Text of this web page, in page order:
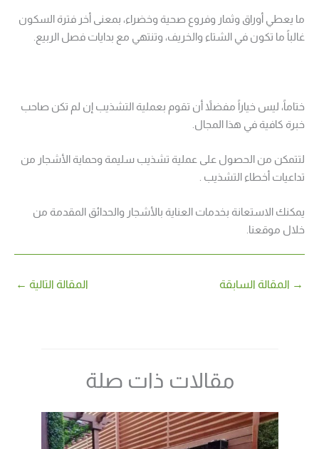
ما يعطي أوراق وثمار وفروع صحية وخضراء، بمعنى أخر فترة السكون
غالباً ما تكون في الشتاء والخريف، وتنتهي مع بدايات فصل الربيع.
ختاماً، ليس خياراً مفضلاً أن تقوم بعملية التشذيب إن لم تكن صاحب
خبرة كافية في هذا المجال.
لتتمكن من الحصول على عملية تشذيب سليمة وحماية الأشجار من
تداعيات أخطاء التشذيب .
يمكنك الاستعانة بخدمات العناية بالأشجار والحدائق المقدمة من
خلال موقعنا.
→ المقالة السابقة المقالة التالية ←
مقالات ذات صلة